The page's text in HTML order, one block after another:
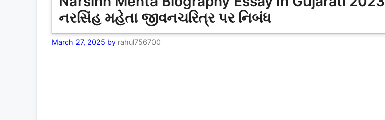
નરસિંહ મહેતા જીવનચરિત્ર પર નિબંધ
March 27, 2025 by rahul756700